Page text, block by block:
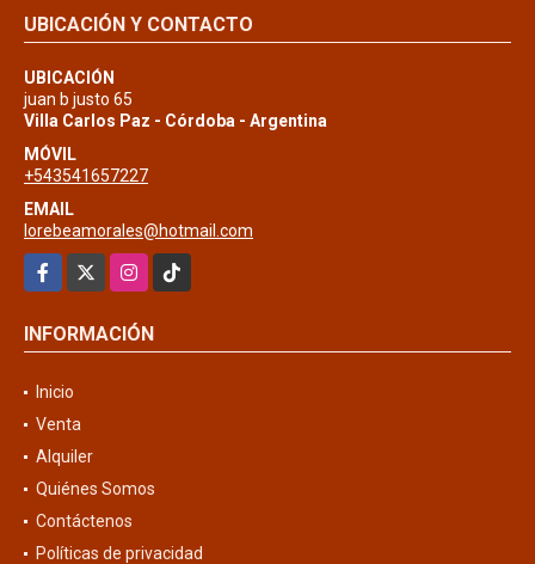
UBICACIÓN Y CONTACTO
UBICACIÓN
juan b justo 65
Villa Carlos Paz - Córdoba - Argentina
MÓVIL
+543541657227
EMAIL
lorebeamorales@hotmail.com
Facebook
InstagramTikTok
INFORMACIÓN
Inicio
Venta
Alquiler
Quiénes Somos
Contáctenos
Políticas de privacidad